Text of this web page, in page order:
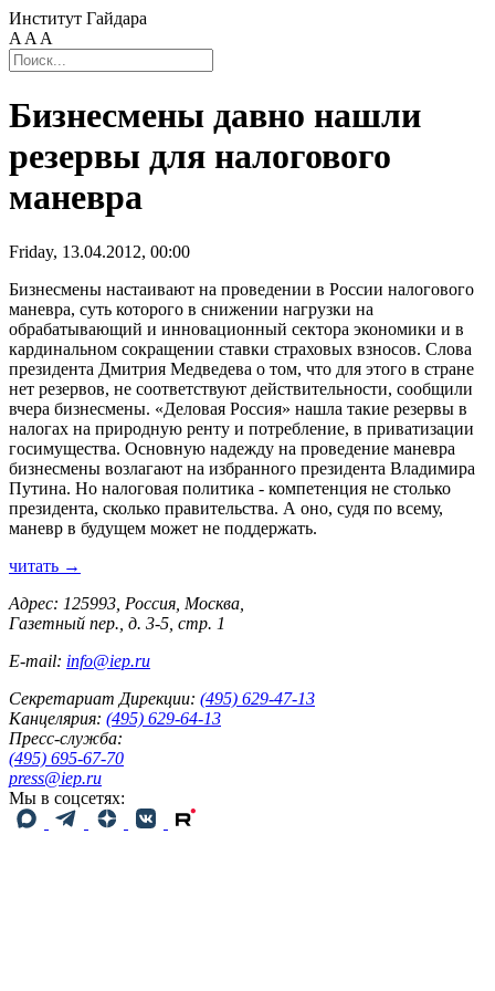
Институт Гайдара
A A A
Бизнесмены давно нашли
резервы для налогового
маневра
Friday, 13.04.2012, 00:00
Бизнесмены настаивают на проведении в России налогового
маневра, суть которого в снижении нагрузки на
обрабатывающий и инновационный сектора экономики и в
кардинальном сокращении ставки страховых взносов. Слова
президента Дмитрия Медведева о том, что для этого в стране
нет резервов, не соответствуют действительности, сообщили
вчера бизнесмены. «Деловая Россия» нашла такие резервы в
налогах на природную ренту и потребление, в приватизации
госимущества. Основную надежду на проведение маневра
бизнесмены возлагают на избранного президента Владимира
Путина. Но налоговая политика - компетенция не столько
президента, сколько правительства. А оно, судя по всему,
маневр в будущем может не поддержать.
читать →
Адрес: 125993, Россия, Москва,
Газетный пер., д. 3-5, стр. 1
E-mail: info@iep.ru
Секретариат Дирекции: (495) 629-47-13
Канцелярия: (495) 629-64-13
Пресс-служба:
(495) 695-67-70
press@iep.ru
Мы в соцсетях: